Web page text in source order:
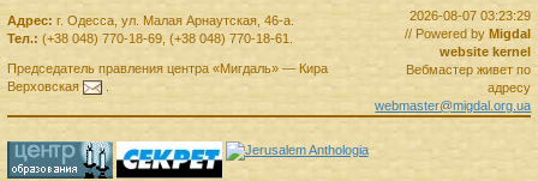
2026-08-07 03:23:29
// Powered by Migdal
website kernel
Вебмастер живет по
адресу
webmaster@migdal.org.ua
Адрес: г. Одесса, ул. Малая Арнаутская, 46-а.
Тел.: (+38 048) 770-18-69, (+38 048) 770-18-61.
Председатель правленияцентра «Мигдаль»— Кира
Верховская
.